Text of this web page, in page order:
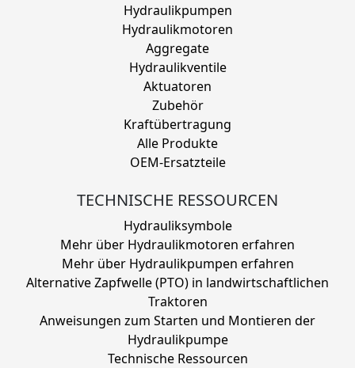
Hydraulikpumpen
Hydraulikmotoren
Aggregate
Hydraulikventile
Aktuatoren
Zubehör
Kraftübertragung
Alle Produkte
OEM-Ersatzteile
TECHNISCHE RESSOURCEN
Hydrauliksymbole
Mehr über Hydraulikmotoren erfahren
Mehr über Hydraulikpumpen erfahren
Alternative Zapfwelle (PTO) in landwirtschaftlichen
Traktoren
Anweisungen zum Starten und Montieren der
Hydraulikpumpe
Technische Ressourcen